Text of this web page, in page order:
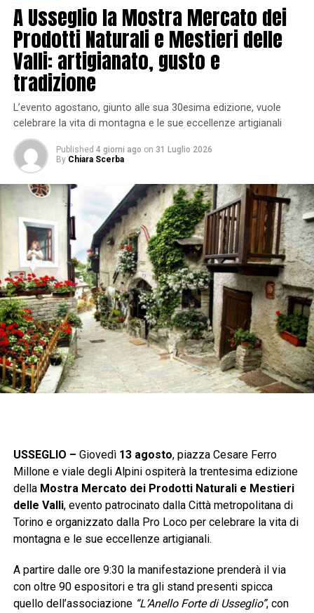
A Usseglio la Mostra Mercato dei
Prodotti Naturali e Mestieri delle
Valli: artigianato, gusto e
tradizione
L’evento agostano, giunto alle sua 30esima edizione, vuole
celebrare la vita di montagna e le sue eccellenze artigianali
Published 4 giorni ago on 31 Luglio 2026
By Chiara Scerba
USSEGLIO – Giovedì 13 agosto, piazza Cesare Ferro
Millone e viale degli Alpini ospiterà la trentesima edizione
della Mostra Mercato dei Prodotti Naturali e Mestieri
delle Valli, evento patrocinato dalla Città metropolitana di
Torino e organizzato dalla Pro Loco per celebrare la vita di
montagna e le sue eccellenze artigianali.
A partire dalle ore 9:30 la manifestazione prenderà il via
con oltre 90 espositori e tra gli stand presenti spicca
quello dell’associazione “L’Anello Forte di Usseglio”, con